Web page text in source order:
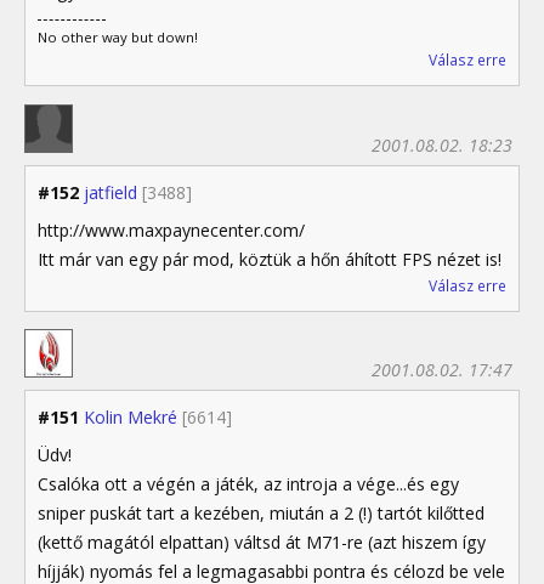
No other way but down!
Válasz erre
#152 jatfield [3488]
2001.08.02. 18:23
http://www.maxpaynecenter.com/
Itt már van egy pár mod, köztük a hőn áhított FPS nézet is!
Válasz erre
#151 Kolin Mekré [6614]
2001.08.02. 17:47
Üdv!
Csalóka ott a végén a játék, az introja a vége...és egy
sniper puskát tart a kezében, miután a 2 (!) tartót kilőtted
(kettő magától elpattan) váltsd át M71-re (azt hiszem így
híjják) nyomás fel a legmagasabbi pontra és célozd be vele